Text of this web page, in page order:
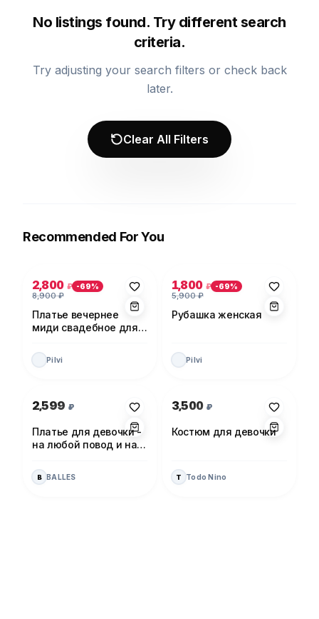
No listings found. Try different search
criteria.
Try adjusting your search filters or check back
later.
Clear All Filters
Recommended For You
Photo 1 of 5
2,800 ₽ -69%
8,900 ₽
Платье вечернее
миди свадебное для
Pilvi
Photo 1 of 5
1,800 ₽ -69%
5,900 ₽
Рубашка женская
Pilvi
Photo 1 of 1
2,599 ₽
Платье для девочки -
на любой повод и на
B BALLES
Photo 1 of 1
3,500 ₽
Костюм для девочки
T Todo Nino